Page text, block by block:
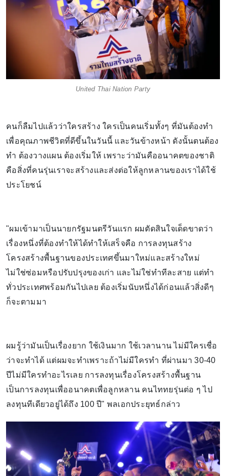
United Thai Nation Party
คนก็ลืมไปแล้วว่าใครสร้าง ใครเป็นคนเริ่มทั้งๆ ที่มันต้องทำ
เพื่อคุณภาพชีวิตที่ดีขึ้นในวันนี้ และวันข้างหน้า ดังนั้นตนต้อง
ทำ ต้องวางแผน ต้องเริ่มให้ เพราะว่ามันคืออนาคตของชาติ
คือสิ่งที่คนรุ่นเราจะสร้างและส่งต่อให้ลูกหลานของเราได้ใช้
ประโยชน์
"ผมเข้ามาเป็นนายกรัฐมนตรีวันแรก ผมตัดสินใจเด็ดขาดว่า
เรื่องหนึ่งที่ต้องทำให้ได้ทำให้เสร็จคือ การลงทุนสร้าง
โครงสร้างพื้นฐานของประเทศขึ้นมาใหม่และสร้างใหม่
ไม่ใช่ซ่อมหรือปรับปรุงของเก่า และไม่ใช่ทำทีละสาย แต่ทำ
ทั่วประเทศพร้อมกันไปเลย ต้องเริ่มนับหนึ่งได้ก่อนแล้วสิ่งดีๆ
ก็จะตามมา
ผมรู้ว่ามันเป็นเรื่องยาก ใช้เงินมาก ใช้เวลานาน ไม่มีใครเชื่อ
ว่าจะทำได้ แต่ผมจะทำเพราะถ้าไม่มีใครทำ ที่ผ่านมา 30-40
ปีไม่มีใครทำอะไรเลย การลงทุนเรื่องโครงสร้างพื้นฐาน
เป็นการลงทุนเพื่ออนาคตเพื่อลูกหลาน คนไททยรุ่นต่อ ๆ ไป
ลงทุนทีเดียวอยู่ได้ถึง 100 ปี" พลเอกประยุทธ์กล่าว